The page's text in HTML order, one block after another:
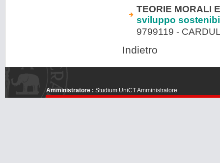
TEORIE MORALI
sviluppo
9799119 -
Indietro
Amministratore : Studium.UniCT Amministratore